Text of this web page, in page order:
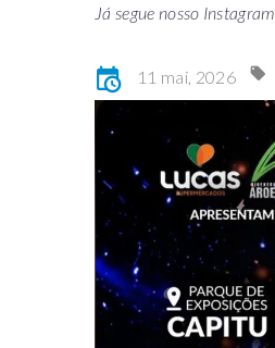
Já segue nosso
11 mai, 2026